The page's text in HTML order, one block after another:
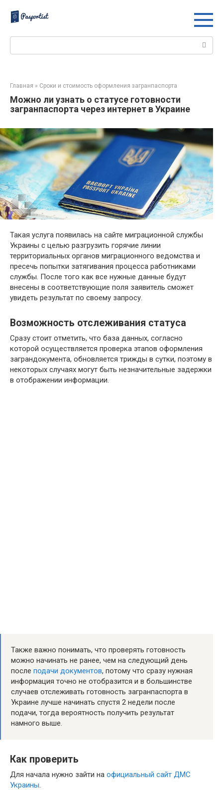
контенту
Главная » Сроки и стоимость оформления загранпаспорта
Можно ли узнать о статусе готовности
загранпаспорта через интернет в Украине
Такая услуга появилась на сайте миграционной службы
Украины с целью разгрузить горячие линии
территориальных органов миграционного ведомства и
пресечь попытки затягивания процесса работниками
службы. После того как все нужные данные будут
внесены в соответствующие поля заявитель сможет
увидеть результат по своему запросу.
Возможность отслеживания статуса
Сразу стоит отметить, что база данных, согласно
которой осуществляется проверка этапов оформления
заграндокумента, обновляется трижды в сутки, поэтому в
некоторых случаях могут быть незначительные задержки
в отображении информации.
Также важно понимать, что проверять готовность
можно начинать не ранее, чем на следующий день
после подачи документов, потому что сразу нужная
информация точно не отобразится и в большинстве
случаев отслеживать готовность загранпаспорта в
Украине лучше начинать спустя 2 недели после
подачи, тогда вероятность получить результат
намного выше.
Как проверить
Для начала нужно зайти на официальный сайт ДМС
Украины.